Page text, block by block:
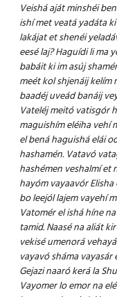
Veishá aját minshéi
ishí met veatá yadáta
lakájat et shenéi
eesé laj? Haguídi li ma
babáit ki im asúj
meét kol shjenáij kelím
baadéj uveád banáij
Vateléj meitó vatisgór
maguishím eléiha vehí
el bená haguishá elái
hashamén. Vatavó
hashémen veshalmí et
hayóm vayaavór
bo leejól lajem vayehí
Vatomér el ishá híne
tamid.Naasé na aliát
vekisé umenorá
vayavó sháma vayasár
Gejazi naaró kerá la
Vayomer lo emor na